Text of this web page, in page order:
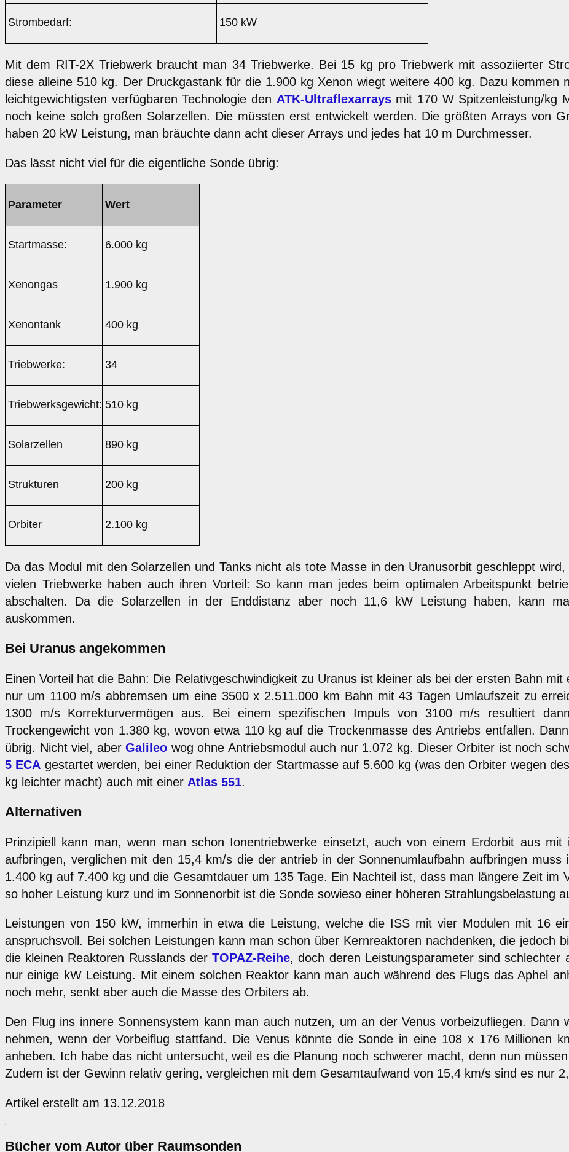
Strombedarf: 150 kW
Mit dem RIT-2X Triebwerk braucht man 34 Triebwerke. Bei 15 kg pro Triebwerk mit assoziierter
diese alleine 510 kg. Der Druckgastank für die 1.900 kg Xenon wiegt weitere 400 kg. Dazu kommen
leichtgewichtigsten verfügbaren Technologie den ATK-Ultraflexarraysmit 170 W Spitzenleistung/kg
noch keine solch großen Solarzellen. Die müssten erst entwickelt werden. Die größten Arrays von
haben 20 kW Leistung, man bräuchte dann acht dieser Arrays und jedes hat 10 m Durchmesser.
Das lässt nicht viel für die eigentliche Sonde übrig:
Parameter Wert
Startmasse: 6.000 kg
Xenongas 1.900 kg
Xenontank 400 kg
Triebwerke: 34
Triebwerksgewicht: 510 kg
Solarzellen 890 kg
Strukturen 200 kg
Orbiter 2.100 kg
Da das Modul mit den Solarzellen und Tanks nicht als tote Masse in den Uranusorbit geschleppt
vielen Triebwerke haben auch ihren Vorteil: So kann man jedes beim optimalen Arbeitspunkt
abschalten. Da die Solarzellen in der Enddistanz aber noch 11,6 kW Leistung haben, kann
auskommen.
Bei Uranus angekommen
Einen Vorteil hat die Bahn: Die Relativgeschwindigkeit zu Uranus ist kleiner als bei der ersten Bahn
nur um 1100 m/s abbremsen um eine 3500 x 2.511.000 km Bahn mit 43 Tagen Umlaufszeit zu
1300 m/s Korrekturvermögen aus. Bei einem spezifischen Impuls von 3100 m/s resultiert
Trockengewicht von 1.380 kg, wovon etwa 110 kg auf die Trockenmasse des Antriebs entfallen.
übrig. Nicht viel, aberGalileo wog ohne Antriebsmodul auch nur 1.072 kg. Dieser Orbiter ist noch
5 ECA gestartet werden, bei einer Reduktion der Startmasse auf 5.600 kg (was den Orbiter wegen
kg leichter macht) auch mit einer Atlas 551.
Alternativen
Prinzipiell kann man, wenn man schon Ionentriebwerke einsetzt, auch von einem Erdorbit aus
aufbringen, verglichen mit den 15,4 km/s die der antrieb in der Sonnenumlaufbahn aufbringen
1.400 kg auf 7.400 kg und die Gesamtdauer um 135 Tage. Ein Nachteil ist, dass man längere Zeit im
so hoher Leistung kurz und im Sonnenorbit ist die Sonde sowieso einer höheren Strahlungsbelastung
Leistungen von 150 kW, immerhin in etwa die Leistung, welche die ISS mit vier Modulen mit 16
anspruchsvoll. Bei solchen Leistungen kann man schon über Kernreaktoren nachdenken, die jedoch
die kleinen Reaktoren Russlands derTOPAZ-Reihe, doch deren Leistungsparameter sind
nur einige kW Leistung. Mit einem solchen Reaktor kann man auch während des Flugs das Aphel
noch mehr, senkt aber auch die Masse des Orbiters ab.
Den Flug ins innere Sonnensystem kann man auch nutzen, um an der Venus vorbeizufliegen.
nehmen, wenn der Vorbeiflug stattfand. Die Venus könnte die Sonde in eine 108 x 176 Millionen
anheben. Ich habe das nicht untersucht, weil es die Planung noch schwerer macht, denn nun
Zudem ist der Gewinn relativ gering, vergleichen mit dem Gesamtaufwand von 15,4 km/s sind es nur
Artikel erstellt am 13.12.2018
Bücher vom Autor über Raumsonden